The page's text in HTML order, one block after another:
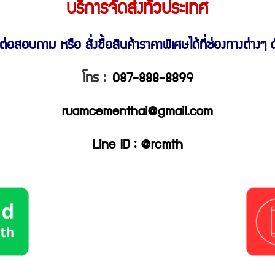
บริการจัดส่งทั่วประเทศ
อสอบถาม หรือ สั่งซื้อสินค้าราคาพิเศษได้ที่ช่องทางต่างๆ
โทร : 087-888-8899
ruamcementhai@gmail.com
Line ID : @rcmth